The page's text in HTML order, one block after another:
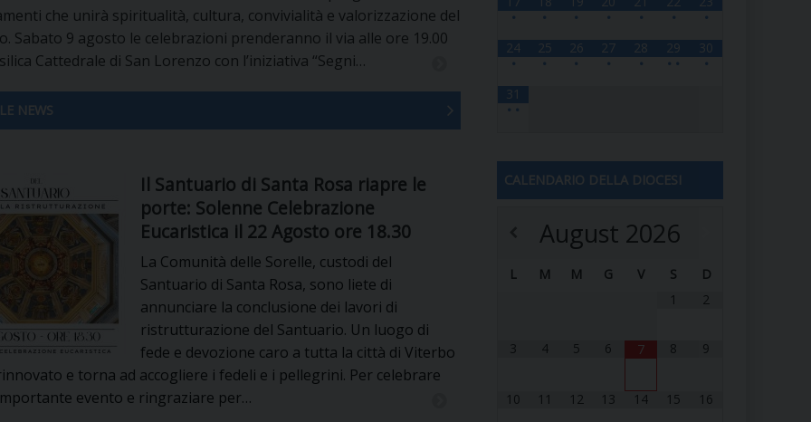
GIORNALINO MINISTRANTI
UFFICIO PER LA PASTORALE FAMILIARE
INDICAZIONI E DOCUMENTI PASTORALE FAMILIARE
UFFICIO PER LA PASTORALE GIOVANILE
UFFICIO PER L’EDUCAZIONE E LA SCUOLA – PASTORALE DELLA CULTURA
UFFICIO PER LA PASTORALE DELLA SALUTE
INDICAZIONI E DOCUMENTI UFFICIO PASTORALE DELLA SALUTE
UFFICIO PER LA PASTORALE DELLO SPORT E TEMPO LIBERO
UFFICIO PER LA PASTORALE DEL TURISMO, FESTE E PELLEGRINAGGI
UFFICIO PASTORALE CARCERARIA
UFFICIO SERVIZIO DIOCESANO PER LA TUTELA DEI MINORI E CENTRO DI ASCOLTO DIOCESANO PER LA TUTELA DEI MINORI
UFFICIO SERVIZIO DIOCESANO PER LA PASTORALE DELLE FRAGILITÀ
che unirà spiritualità, cultura, convivialità e valorizzazione del
Sabato 9 agosto le celebrazioni prenderanno il via alle ore 19.00
Cattedrale di San Lorenzo con l’iniziativa “Segni…
NEWS
Il Santuario di Santa Rosa riapre le
porte: Solenne Celebrazione
Eucaristica il 22 Agosto ore 18.30
La Comunità delle Sorelle, custodi del
Santuario di Santa Rosa, sono liete di
annunciare la conclusione dei lavori di
ristrutturazione del Santuario. Un luogo di
fede e devozione caro a tutta la città di Viterbo
e torna ad accogliere i fedeli e i pellegrini. Per celebrare
evento e ringraziare per…
•
•
•
•
•
•
•
24
•
25
•
26
•
27
•
28
•
29
• •
30
•
31
• •
CALENDARIO DELLA DIOCESI
August 2026
L M M G V S
D
1
2
3 4 5 6 7 8 9
10 11 12 13 14 15 16